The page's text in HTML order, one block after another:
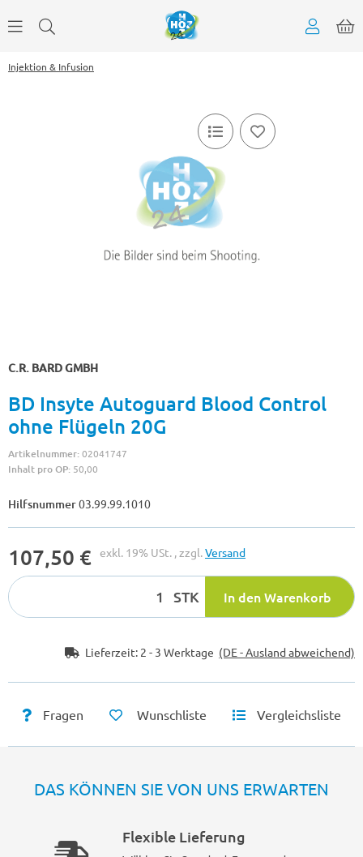
Injektion & Infusion
C.R. BARD GMBH
BD Insyte Autoguard Blood Control
ohne Flügeln 20G
Artikelnummer:02041747
Inhalt pro OP: 50,00
Hilfsnummer03.99.99.1010
107,50 € exkl. 19% USt. , zzgl.Versand
STK In den Warenkorb
Lieferzeit: 2 - 3 Werktage (DE - Ausland abweichend)
Fragen Wunschliste Vergleichsliste
DAS KÖNNEN SIE VON UNS ERWARTEN
Flexible Lieferung